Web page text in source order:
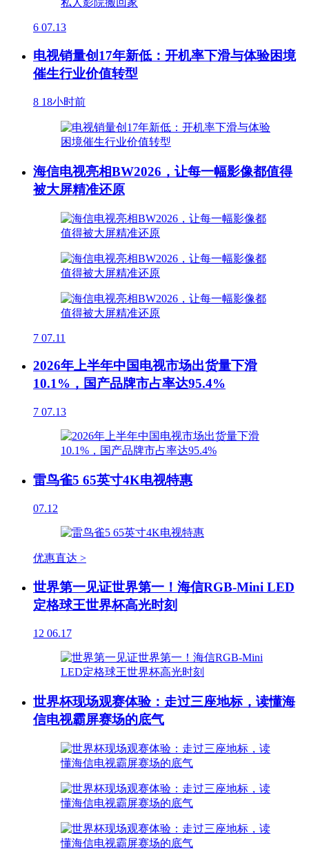
6 07.13
电视销量创17年新低：开机率下滑与体验困境
催生行业价值转型
8 18小时前
海信电视亮相BW2026，让每一幅影像都值得
被大屏精准还原
7 07.11
2026年上半年中国电视市场出货量下滑
10.1%，国产品牌市占率达95.4%
7 07.13
雷鸟雀5 65英寸4K电视特惠
07.12
优惠直达 >
世界第一见证世界第一！海信RGB-Mini LED
定格球王世界杯高光时刻
12 06.17
世界杯现场观赛体验：走过三座地标，读懂海
信电视霸屏赛场的底气